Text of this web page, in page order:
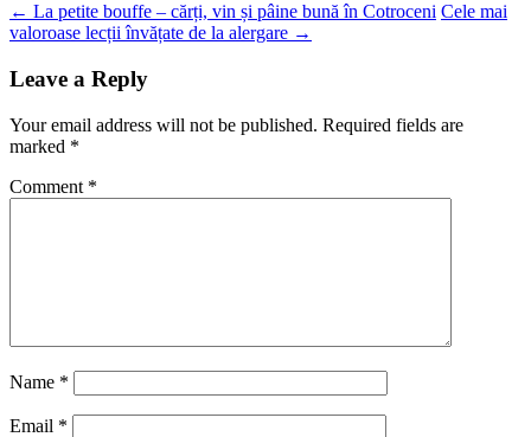
← La petite bouffe – cărți, vin și pâine bună în Cotroceni Cele mai
valoroase lecții învățate de la alergare →
Leave a Reply
Your email address will not be published. Required fields are
marked *
Comment *
Name *
Email *